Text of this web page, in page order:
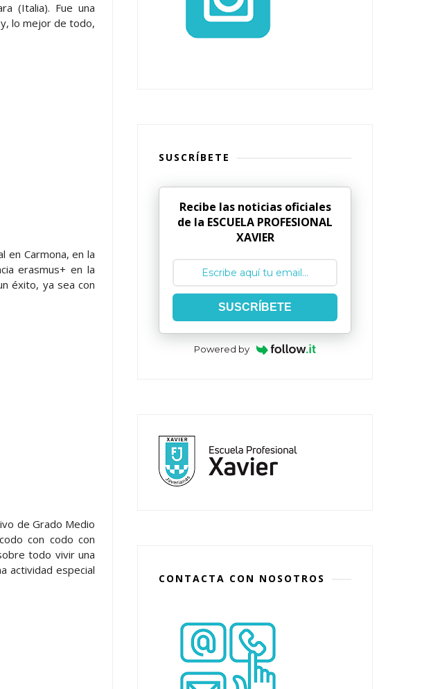
(Italia). Fue una
lo mejor de todo,
en Carmona,en la
erasmus+ en la
éxito, ya sea con
de Grado Medio
con codo con
todo vivir una
actividad especial
SUSCRÍBETE
Recibe las noticias oficiales
de la ESCUELA PROFESIONAL
XAVIER
SUSCRÍBETE
Powered by
CONTACTA CON NOSOTROS